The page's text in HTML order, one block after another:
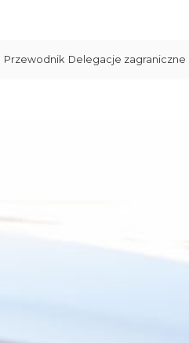
Przewodnik Delegacje zagraniczne